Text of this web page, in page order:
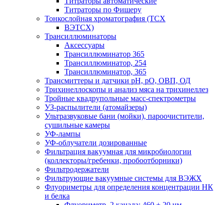
Титраторы по Фишеру
Тонкослойная хроматография (ТСХ
ВЭТСХ)
Трансиллюминаторы
Аксессуары
Трансиллюминатор 365
Трансиллюминатор, 254
Трансиллюминатор, 365
Трансмиттеры и датчики рН, рО, ОВП, ОД
Трихинеллоскопы и анализ мяса на трихинеллез
Тройные квадрупольные масс-спектрометры
УЗ-распылители (атомайзеры)
Ультразвуковые бани (мойки), пароочистители,
сушильные камеры
УФ-лампы
УФ-облучатели дозированные
Фильтрация вакуумная для микробиологии
(коллекторы/гребенки, пробоотборники)
Фильтродержатели
Фильтрующие вакуумные системы для ВЭЖХ
Флуориметры для определения концентрации НК
и белка